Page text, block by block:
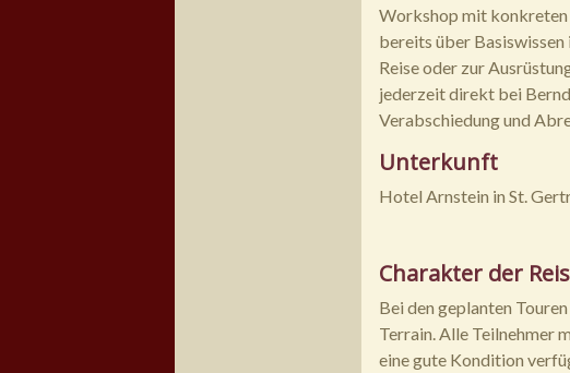
Workshop mit konkreten
bereits über
Reise oder zur
jederzeit direkt bei
Verabschiedung und
Unterkunft
Hotel Arnstein in St.
Charakter der
Bei den geplanten
Terrain. Alle Teilnehmer
eine gute Kondition